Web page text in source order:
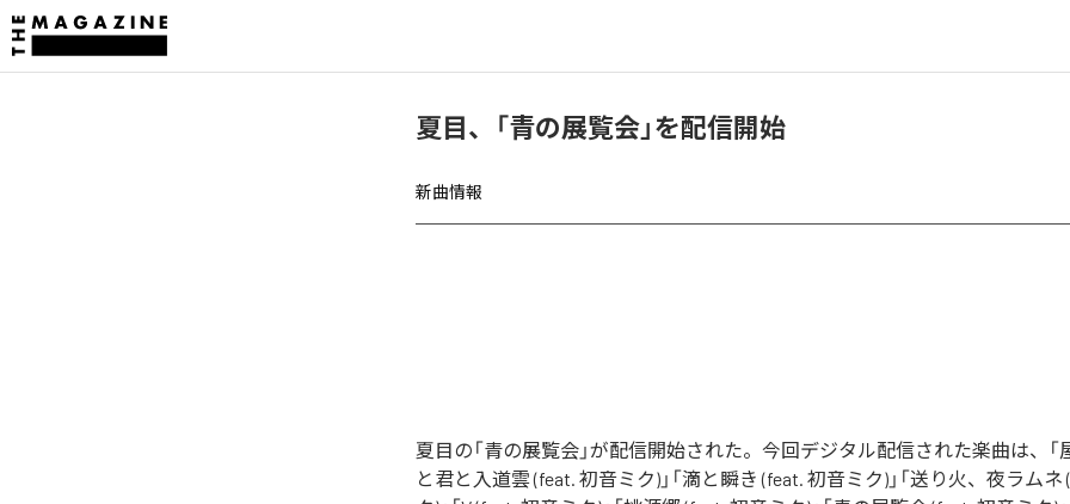
夏目、「青の展覧会」を配信開始
新曲情報
夏目の「青の展覧会」が配信開始された。今回デジタル配信された楽曲は、「
と君と入道雲 (feat. 初音ミク)」「滴と瞬き (feat. 初音ミク)」「送り火、夜ラムネ